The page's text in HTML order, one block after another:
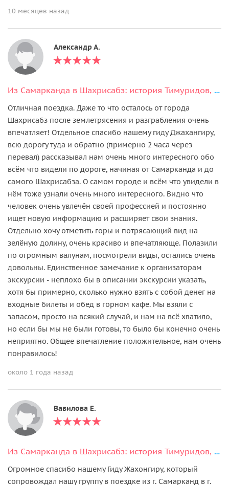
10 месяцев назад
Александр А.
Из Самарканда в Шахрисабз: история Тимуридов, горы и вкусы региона
Отличная поездка. Даже то что осталось от города
Шахрисабз после землетрясения и разграбления очень
впечатляет! Отдельное спасибо нашему гиду Джахангиру,
всю дорогу туда и обратно (примерно 2 часа через
перевал) рассказывал нам очень много интересного обо
всём что видели по дороге, начиная от Самарканда и до
самого Шахрисабза. О самом городе и всём что увидели в
нём тоже узнали очень много интересного. Видно что
человек очень увлечён своей профессией и постоянно
ищет новую информацию и расширяет свои знания.
Отдельно хочу отметить горы и потрясающий вид на
зелёную долину, очень красиво и впечатляюще. Полазили
по огромным валунам, посмотрели виды, остались очень
довольны. Единственное замечание к организаторам
экскурсии - неплохо бы в описании экскурсии указать,
хотя бы примерно, сколько нужно взять с собой денег на
входные билеты и обед в горном кафе. Мы взяли с
запасом, просто на всякий случай, и нам на всё хватило,
но если бы мы не были готовы, то было бы конечно очень
неприятно. Общее впечатление положительное, нам очень
понравилось!
около 1 года назад
Вавилова Е.
Из Самарканда в Шахрисабз: история Тимуридов, горы и вкусы региона
Огромное спасибо нашему Гиду Жахонгиру, который
сопровождал нашу группу в поездке из г. Самарканд в г.